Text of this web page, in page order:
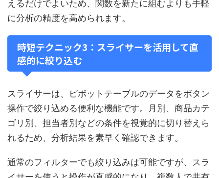
えるだけでよいため、関数を新たに組むよりも手軽
に分析の精度を高められます。
時短テクニック3：スライサーを活用して直
感的に絞り込む
スライサーは、ピボットテーブルのデータをボタン
操作で絞り込める便利な機能です。月別、商品カテ
ゴリ別、担当者別などの条件を視覚的に切り替えら
れるため、分析結果を素早く確認できます。
通常のフィルターでも絞り込みは可能ですが、スラ